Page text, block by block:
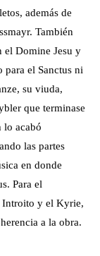
además de
También
el Domine Jesu y
para el Sanctus ni
su viuda,
que terminase
lo acabó
las partes
en donde
Para el
Introito y el Kyrie,
a la obra.